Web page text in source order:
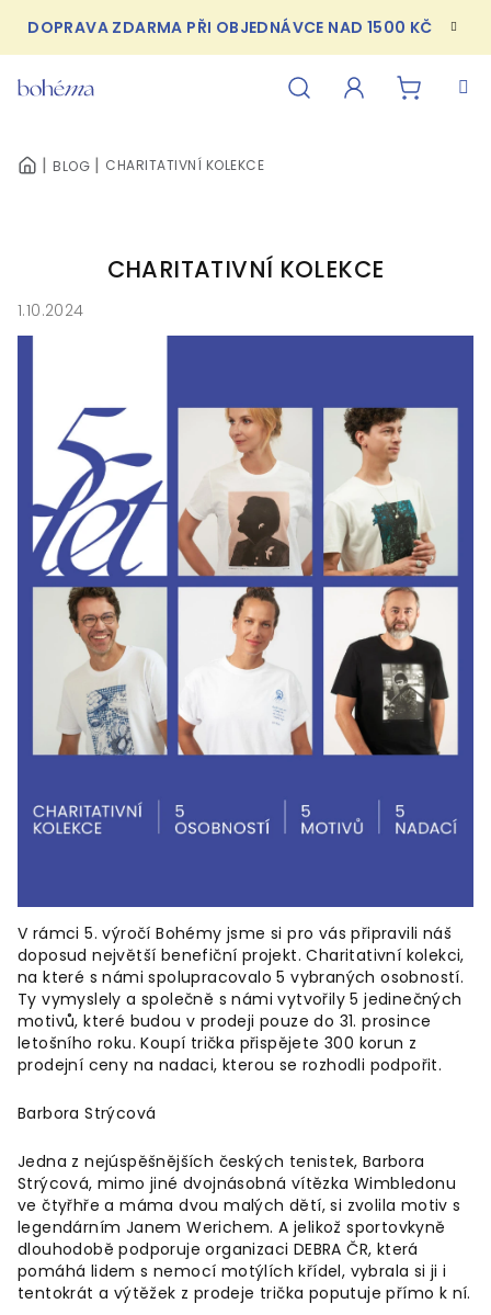
obsah
DOPRAVA ZDARMA PŘI OBJEDNÁVCE NAD 1500 KČ
DOMŮBLOG CHARITATIVNÍ KOLEKCE
CHARITATIVNÍ KOLEKCE
1.10.2024
V rámci 5. výročí Bohémy jsme si pro vás připravili náš
doposud největší benefiční projekt. Charitativní kolekci,
na které s námi spolupracovalo 5 vybraných osobností.
Ty vymyslely a společně s námi vytvořily 5 jedinečných
motivů, které budou v prodeji pouze do 31. prosince
letošního roku. Koupí trička přispějete 300 korun z
prodejní ceny na nadaci, kterou se rozhodli podpořit.
Barbora Strýcová
Jedna z nejúspěšnějších českých tenistek, Barbora
Strýcová, mimo jiné dvojnásobná vítězka Wimbledonu
ve čtyřhře a máma dvou malých dětí, si zvolila motiv s
legendárním Janem Werichem. A jelikož sportovkyně
dlouhodobě podporuje organizaci DEBRA ČR, která
pomáhá lidem s nemocí motýlích křídel, vybrala si ji i
tentokrát a výtěžek z prodeje trička poputuje přímo k ní.